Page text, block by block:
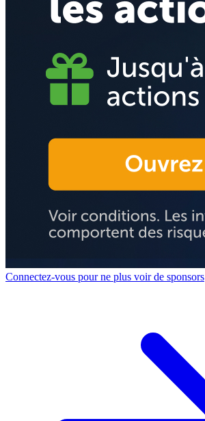
Connectez-vous pour ne plus voir de sponsors